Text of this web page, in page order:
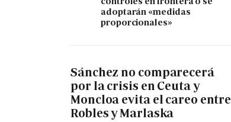
adoptarán «medidas
proporcionales»
Sánchez no comparecerá
por la crisis en Ceuta y
Moncloa evita el careo entre
Robles y Marlaska